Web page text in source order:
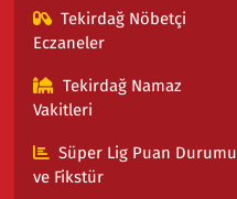
Tekirdağ Nöbetçi
Eczaneler
Tekirdağ Namaz
Vakitleri
Süper Lig Puan Durumu
ve Fikstür